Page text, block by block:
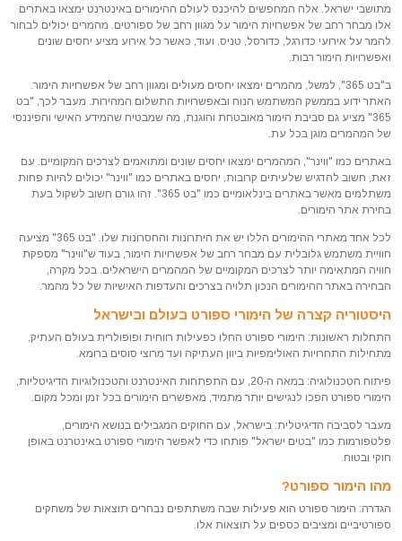
מתושבי ישראל. אלה המחפשים להיכנס לעולם ההימורים באינטרנט ימצאו באתרים
אלו מבחר רחב של אפשרויות הימור על מגוון רחב של ספורטים. מהמרים יכולים לבחור
להמר על אירועי כדורגל, כדורסל, טניס, ועוד, כאשר כל אירוע מציע יחסים שונים
ואפשרויות הימור רבות.
ב"בט 365", למשל, מהמרים ימצאו יחסים מעולים ומגוון רחב של אפשרויות הימור.
האתר ידוע בממשק המשתמש הנוח ובאפשרויות התשלום המהירות. מעבר לכך, "בט
365" מציע גם סביבת הימור מאובטחת והוגנת, מה שמבטיח שהמידע האישי והפיננסי
של המהמרים מוגן בכל עת.
באתרים כמו "ווינר", המהמרים ימצאו יחסים שונים ומתואמים לצרכים המקומיים. עם
זאת, חשוב להדגיש שלעיתים קרובות, יחסים באתרים כמו "ווינר" יכולים להיות פחות
משתלמים מאשר באתרים בינלאומיים כמו "בט 365". זהו גורם חשוב לשקול בעת
בחירת אתר הימורים.
לכל אחד מאתרי ההימורים הללו יש את היתרונות והחסרונות שלו. "בט 365" מציעה
חוויית משתמש גלובלית עם מבחר רחב של אפשרויות הימור, בעוד ש"ווינר" מספקת
חוויה המתאימה יותר לצרכים המקומיים של המהמרים הישראלים. בכל מקרה,
הבחירה באתר ההימורים הנכון תלויה בצרכים והעדפות האישיות של כל מהמר.
היסטוריה קצרה של הימורי ספורט בעולם ובישראל
התחלות ראשונות: הימורי ספורט החלו כפעילות רווחית ופופולרית בעולם העתיק,
מתחילות התחרויות האולימפיות ביוון העתיקה ועד מרוצי סוסים ברומא.
פיתוח הטכנולוגיה: במאה ה-20, עם התפתחות האינטרנט והטכנולוגיות הדיגיטליות,
הימורי ספורט הפכו לנגישים יותר מתמיד, מאפשרים הימורים בכל זמן ומכל מקום.
מעבר לסביבה הדיגיטלית: בישראל, עם החוקים המגבילים בנושא הימורים,
פלטפורמות כמו "בטים ישראל" פותחו כדי לאפשר הימורי ספורט באינטרנט באופן
חוקי ובטוח.
מהו הימור ספורט?
הגדרה: הימור ספורט הוא פעילות שבה משתתפים נבחרים תוצאות של משחקים
ספורטיביים ומציבים כספים על תוצאות אלו.